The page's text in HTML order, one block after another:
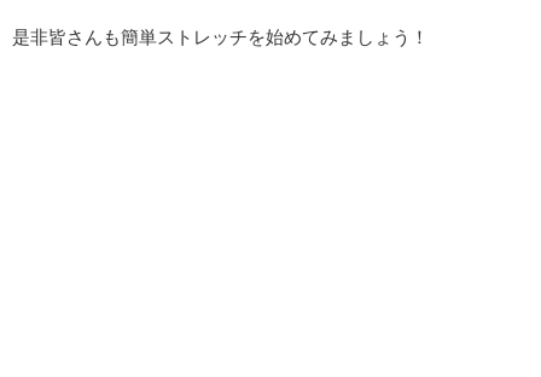
是非皆さんも簡単ストレッチを始めてみましょう！